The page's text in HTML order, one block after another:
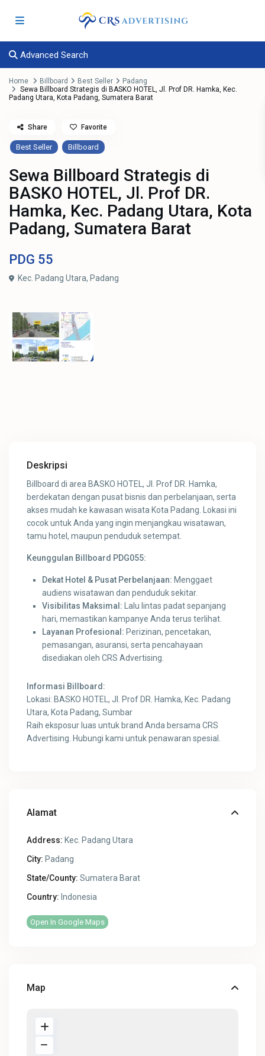
Advanced Search
Home Billboard Best Seller
Padang
Sewa Billboard Strategis di BASKO HOTEL, Jl. Prof DR. Hamka, Kec.
Padang Utara, Kota Padang, Sumatera Barat
Best Seller Billboard
Sewa Billboard Strategis di
BASKO HOTEL, Jl. Prof DR.
Hamka, Kec. Padang Utara, Kota
Padang, Sumatera Barat
PDG 55
Kec. Padang Utara, Padang
Share Favorite
Deskripsi
Billboard di area BASKO HOTEL, Jl. Prof DR. Hamka,
berdekatan dengan pusat bisnis dan perbelanjaan, serta
akses mudah ke kawasan wisata Kota Padang. Lokasi ini
cocok untuk Anda yang ingin menjangkau wisatawan,
tamu hotel, maupun penduduk setempat.
Keunggulan Billboard PDG055:
Dekat Hotel & Pusat Perbelanjaan: Menggaet
audiens wisatawan dan penduduk sekitar.
Visibilitas Maksimal: Lalu lintas padat sepanjang
hari, memastikan kampanye Anda terus terlihat.
Layanan Profesional: Perizinan, pencetakan,
pemasangan, asuransi, serta pencahayaan
disediakan oleh CRS Advertising.
Informasi Billboard:
Lokasi: BASKO HOTEL, Jl. Prof DR. Hamka, Kec. Padang
Utara, Kota Padang, Sumbar
Raih eksposur luas untuk brand Anda bersama CRS
Advertising. Hubungi kami untuk penawaran spesial.
Alamat
Address: Kec. Padang Utara
City: Padang
State/County: Sumatera Barat
Country: Indonesia
Open In Google Maps
Map